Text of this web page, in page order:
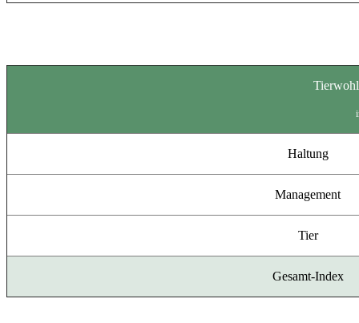
Haltung
Management
Tier
Gesamt-Index